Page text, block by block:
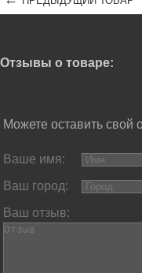
Отзывы о товаре:
Можете оставить свой
Ваше имя:
Ваш город:
Ваш отзыв: